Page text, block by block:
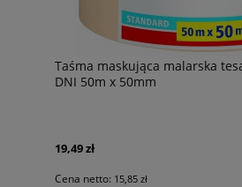
Taśma maskująca malarska
DNI 50m x 50mm
19,49 zł
Cena netto: 15,85 zł